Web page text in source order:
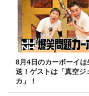
8月4日のカーボーイは
送！ゲストは「真空ジ
カ」！